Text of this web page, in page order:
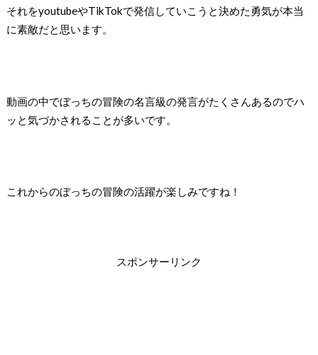
それをyoutubeやTikTokで発信していこうと決めた勇気が本当
に素敵だと思います。
動画の中でぼっちの冒険の名言級の発言がたくさんあるのでハ
ッと気づかされることが多いです。
これからのぼっちの冒険の活躍が楽しみですね！
スポンサーリンク